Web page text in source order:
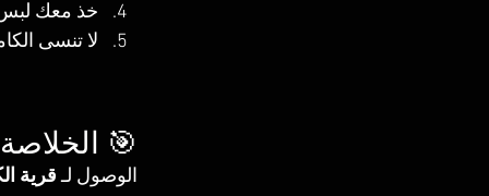
خذ معك لبس
لا تنسى
🎯 الخلاصة
الوصول لـ قرية